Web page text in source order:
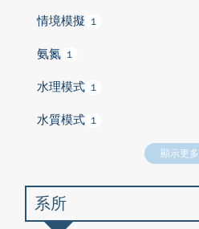
情境模擬 1
氨氮 1
水理模式 1
水質模式 1
顯示更多
系所